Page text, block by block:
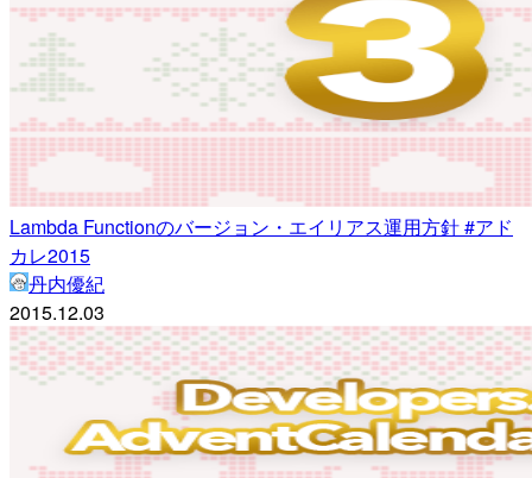
Lambda Functionのバージョン・エイリアス運用方針 #アド
カレ2015
丹内優紀
2015.12.03